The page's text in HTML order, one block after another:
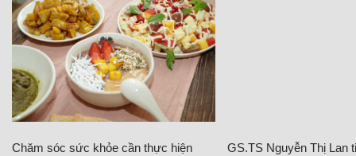
Chăm sóc sức khỏe cần thực hiện
GS.TS Nguyễn Thị Lan